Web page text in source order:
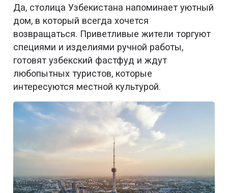
Да, столица Узбекистана напоминает уютный
дом, в который всегда хочется
возвращаться. Приветливые жители торгуют
специями и изделиями ручной работы,
готовят узбекский фастфуд и ждут
любопытных туристов, которые
интересуются местной культурой.